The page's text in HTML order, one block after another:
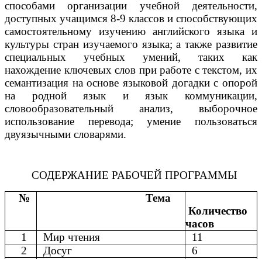
способами организации учебной деятельности,
доступных учащимся 8-9 классов и способствующих
самостоятельному изучению английского языка и
культуры стран изучаемого языка; а также развитие
специальных учебных умений, таких как
нахождение ключевых слов при работе с текстом, их
семантизация на основе языковой догадки с опорой
на родной язык и язык
коммуникации,
словообразовательный анализ, выборочное
использование перевода; умение пользоваться
двуязычными словарями.
СОДЕРЖАНИЕ РАБОЧЕЙ ПРОГРАММЫ
№
Тема
Количество
часов
1
Мир чтения
11
2
Досуг
6